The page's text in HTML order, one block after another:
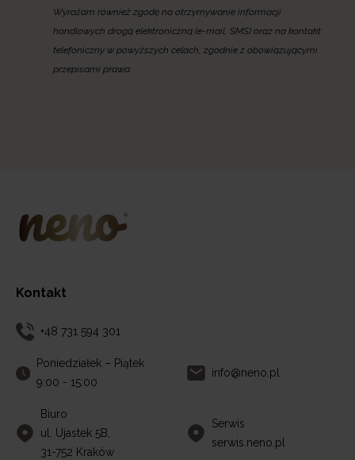
Wyrażam również zgodę na otrzymywanie informacji
handlowych drogą elektroniczną (e-mail, SMS) oraz na kontakt
telefoniczny w powyższych celach, zgodnie z obowiązującymi
przepisami prawa.
Kontakt
+48 731 594 301
Poniedziałek – Piątek
9:00 - 15:00
info@neno.pl
Biuro
ul. Ujastek 5B,
31-752 Kraków
Serwis
serwis.neno.pl